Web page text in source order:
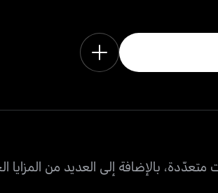
بالإضافة إلى العديد من المزايا